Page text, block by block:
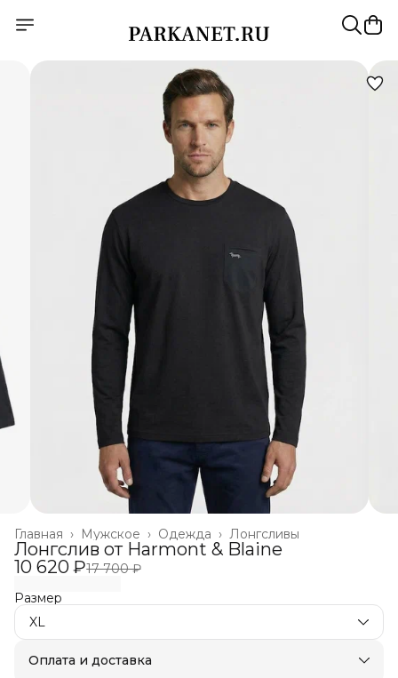
Лонгсливы
Одежда ›
Мужское ›
Главная ›
Лонгслив от Harmont & Blaine
10 620 ₽17 700 ₽
Размер
XL
Оплата и доставка